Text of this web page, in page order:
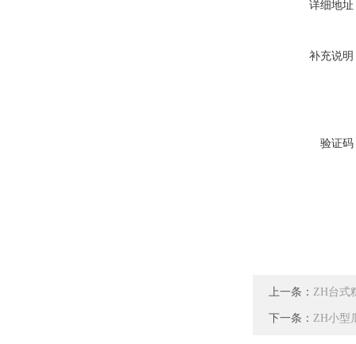
详细地址
补充说明
验证码
上一条： ZH台式
下一条： ZH小型